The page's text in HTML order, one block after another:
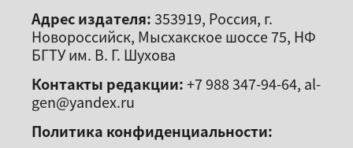
Адрес издателя:353919, Россия, г.
Новороссийск, Мысхакское шоссе 75, НФ
БГТУ им. В. Г. Шухова
Контакты редакции:+7 988 347-94-64, al-
gen@yandex.ru
Политика конфиденциальности: